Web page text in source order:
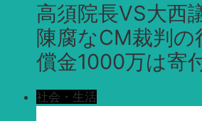
高須院長VS大西
陳腐なCM裁判の
償金1000万は寄
社会・生活